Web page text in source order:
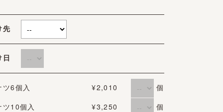
先
日
ツ6個入 ¥2,010
個
ツ10個入
¥3,250
個